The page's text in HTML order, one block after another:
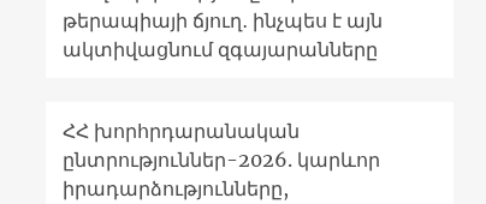
թերապիայի ճյուղ․ ինչպես է այն
ակտիվացնում զգայարանները
ՀՀ խորհրդարանական
ընտրություններ-2026. կարևոր
իրադարձությունները,